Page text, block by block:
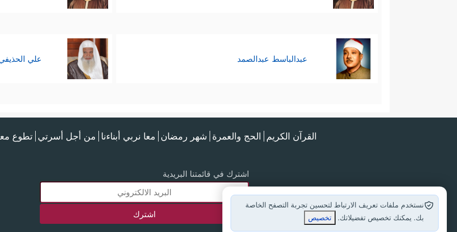
عبدالباسط عبدالصمد علي
القرآن الكريم الحج والعمرة شهر رمضان معا نربي أبناءنا من أجل أسرتي تطوع
اشترك في قائمتنا البريدية
نستخدم ملفات تعريف الارتباط لتحسين تجربة التصفح الخاصة
بك. يمكنك تخصيص تفضيلاتك.
تخصيص